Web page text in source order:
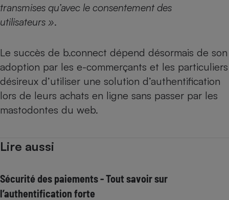
transmises qu’avec le consentement des
utilisateurs ».
Le succès de b.connect dépend désormais de son
adoption par les e-commerçants et les particuliers
désireux d’utiliser une solution d’authentification
lors de leurs achats en ligne sans passer par les
mastodontes du web.
Lire aussi
Sécurité des paiements - Tout savoir sur
l’authentification forte